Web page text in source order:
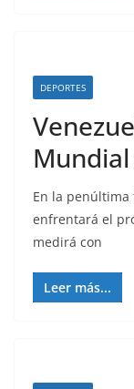
DEPORTES
En la penúltima
enfrentará el
medirá con
Leer más...